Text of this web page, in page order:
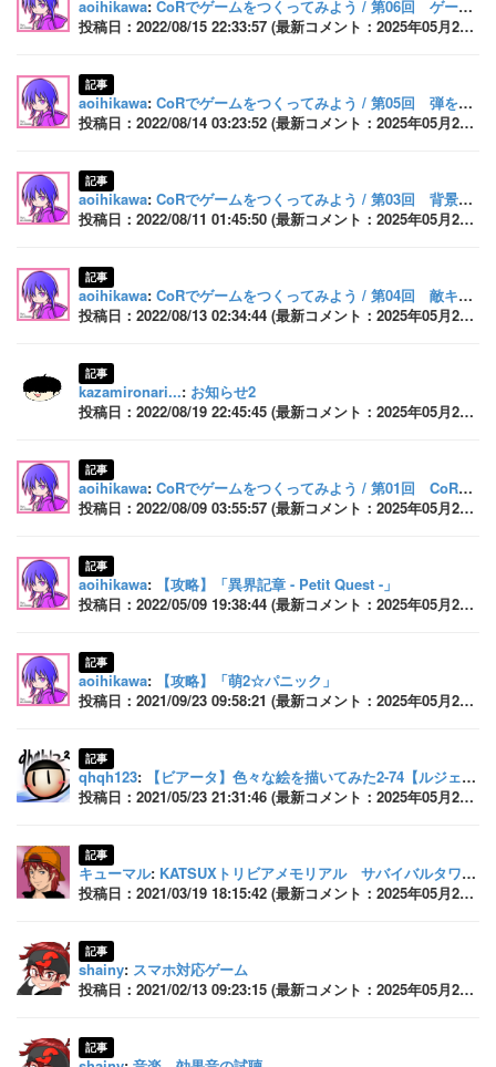
aoihikawa: CoRでゲームをつくってみよう / 第06回 ゲームとして必要な機能を追加する
投稿日：2022/08/15 22:33:57 (最新コメント：2025年05月26日 17:52:39)
記事
aoihikawa: CoRでゲームをつくってみよう / 第05回 弾を発射する
投稿日：2022/08/14 03:23:52 (最新コメント：2025年05月26日 17:52:33)
記事
aoihikawa: CoRでゲームをつくってみよう / 第03回 背景やキャラクターを動かす
投稿日：2022/08/11 01:45:50 (最新コメント：2025年05月26日 17:52:21)
記事
aoihikawa: CoRでゲームをつくってみよう / 第04回 敵キャラクターを登場させる
投稿日：2022/08/13 02:34:44 (最新コメント：2025年05月26日 17:52:05)
記事
kazamironari...: お知らせ2
投稿日：2022/08/19 22:45:45 (最新コメント：2025年05月26日 17:51:55)
記事
aoihikawa: CoRでゲームをつくってみよう / 第01回 CoRの開発準備をしよう
投稿日：2022/08/09 03:55:57 (最新コメント：2025年05月26日 17:46:00)
記事
aoihikawa:
【攻略】「異界記章 - Petit Quest -」
投稿日：2022/05/09 19:38:44 (最新コメント：2025年05月26日 17:45:52)
記事
aoihikawa:
【攻略】「萌2☆パニック」
投稿日：2021/09/23 09:58:21 (最新コメント：2025年05月26日 17:45:47)
記事
qhqh123:
【ビアータ】色々な絵を描いてみた2-74【ルジェ君】
投稿日：2021/05/23 21:31:46 (最新コメント：2025年05月26日 17:45:43)
記事
キューマル: KATSUXトリビアメモリアル サバイバルタワー編（再投稿）
投稿日：2021/03/19 18:15:42 (最新コメント：2025年05月26日 17:45:37)
記事
shainy: スマホ対応ゲーム
投稿日：2021/02/13 09:23:15 (最新コメント：2025年05月26日 17:45:18)
記事